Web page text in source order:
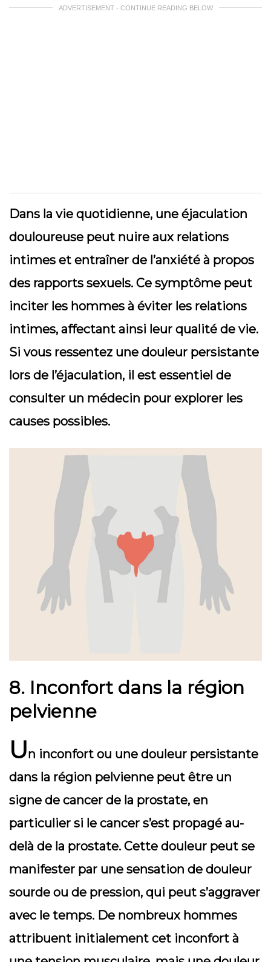
ADVERTISEMENT - CONTINUE READING BELOW
Dans la vie quotidienne, une éjaculation
douloureuse peut nuire aux relations
intimes et entraîner de l’anxiété à propos
des rapports sexuels. Ce symptôme peut
inciter les hommes à éviter les relations
intimes, affectant ainsi leur qualité de vie.
Si vous ressentez une douleur persistante
lors de l’éjaculation, il est essentiel de
consulter un médecin pour explorer les
causes possibles.
8. Inconfort dans la région
pelvienne
Un inconfort ou une douleur persistante
dans la région pelvienne peut être un
signe de cancer de la prostate, en
particulier si le cancer s’est propagé au-
delà de la prostate. Cette douleur peut se
manifester par une sensation de douleur
sourde ou de pression, qui peut s’aggraver
avec le temps. De nombreux hommes
attribuent initialement cet inconfort à